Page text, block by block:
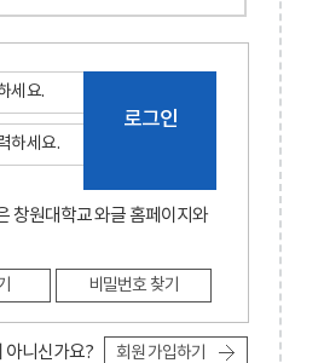
로그인
창원대학교 와글 홈페이지와
비밀번호 찾기
아니신가요? 회원 가입하기